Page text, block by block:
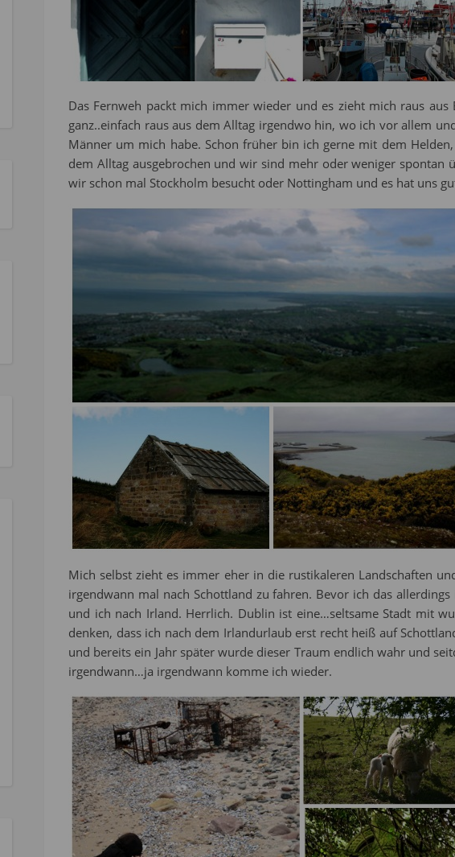
Das Fernweh packt mich immer wieder und es zieht mich raus
ganz..einfach raus aus dem Alltag irgendwo hin, wo ich vor allem
Männer um mich habe. Schon früher bin ich gerne mit dem
dem Alltag ausgebrochen und wir sind mehr oder weniger spontan
wir schon mal Stockholm besucht oder Nottingham und es hat uns
Mich selbst zieht es immer eher in die rustikaleren Landschaften
irgendwann mal nach Schottland zu fahren. Bevor ich das
und ich nach Irland. Herrlich. Dublin ist eine…seltsame Stadt mit
denken, dass ich nach dem Irlandurlaub erst recht heiß auf
und bereits ein Jahr später wurde dieser Traum endlich wahr und
irgendwann…ja irgendwann komme ich wieder.